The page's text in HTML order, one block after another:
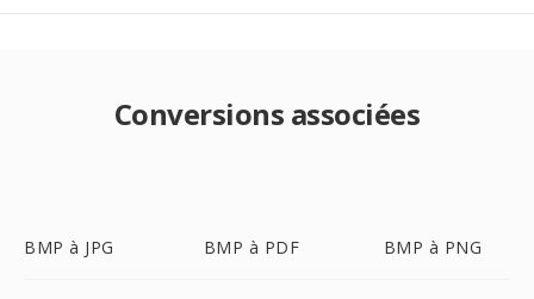
Conversions associées
BMP à JPG BMP à PDF BMP à PNG